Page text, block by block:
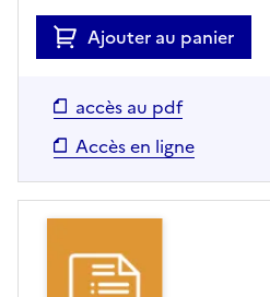
Ajouter au panier
accès au pdf
Accès en ligne